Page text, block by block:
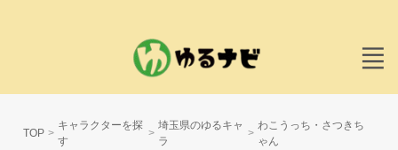
TOP
キャラクターを探
す
埼玉県のゆるキャ
ラ
わこうっち・さつきち
ゃん